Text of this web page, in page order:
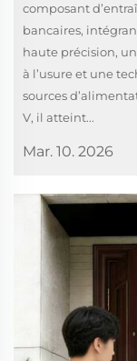
composant
bancaires,
haute précision,
à l’usure et une
sources
V, il atteint...
Mar. 10. 2026